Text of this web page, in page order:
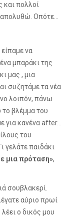
και πολλοί
Οπότε…
να
μπαράκι της
μας , μια
συζητάμε τα νέα
λοιπόν, πάνω
βλέμμα του
για κανέναafter…
του
γελάτε παιδάκι
μια πρόταση»,
σουβλακερί.
αύριο πρωί
λέει ο δικός μου